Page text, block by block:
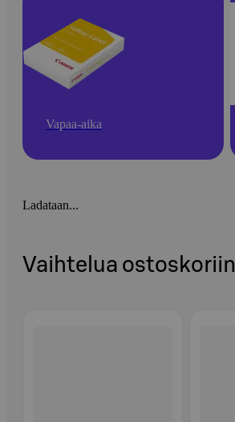
Vapaa-aika
Ladataan...
Vaihtelua ostoskoriin